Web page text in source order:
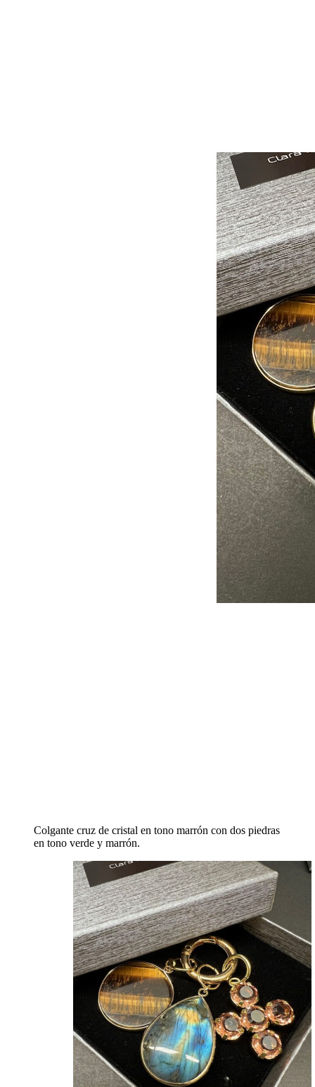
Colgante cruz de cristal en tono marrón con dos piedras
en tono verde y marrón.